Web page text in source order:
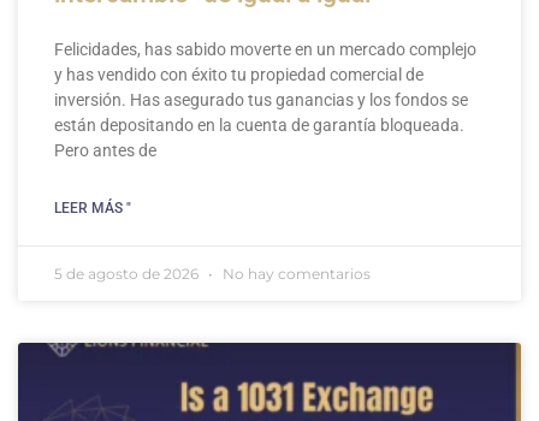
Felicidades, has sabido moverte en un mercado complejo
y has vendido con éxito tu propiedad comercial de
inversión. Has asegurado tus ganancias y los fondos se
están depositando en la cuenta de garantía bloqueada.
Pero antes de
LEER MÁS "
5 de agosto de 2026 No hay comentarios